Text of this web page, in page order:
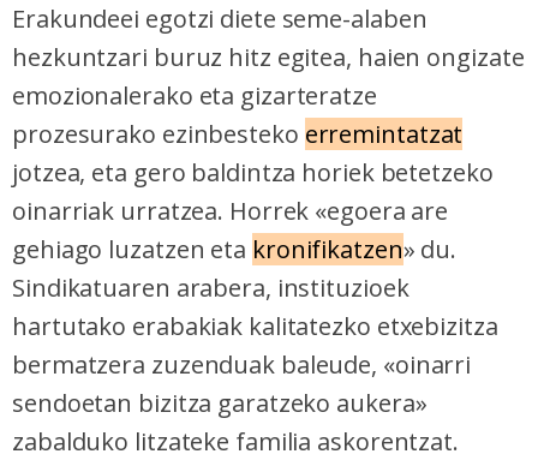
baliatzen gara. Ohar hau onartuz gero, teknologia hori
erabiltzeko baimen esplizitua ematen diguzu.
Gehiago
Erakundeei egotzi diete seme-alaben
hezkuntzari buruz hitz egitea, haien ongizate
emozionalerako eta gizarteratze
prozesurako ezinbesteko erremintatzat
jotzea, eta gero baldintza horiek betetzeko
oinarriak urratzea. Horrek «egoera are
gehiago luzatzen eta kronifikatzen» du.
Sindikatuaren arabera, instituzioek
hartutako erabakiak kalitatezko etxebizitza
bermatzera zuzenduak baleude, «oinarri
sendoetan bizitza garatzeko aukera»
zabalduko litzateke familia askorentzat.